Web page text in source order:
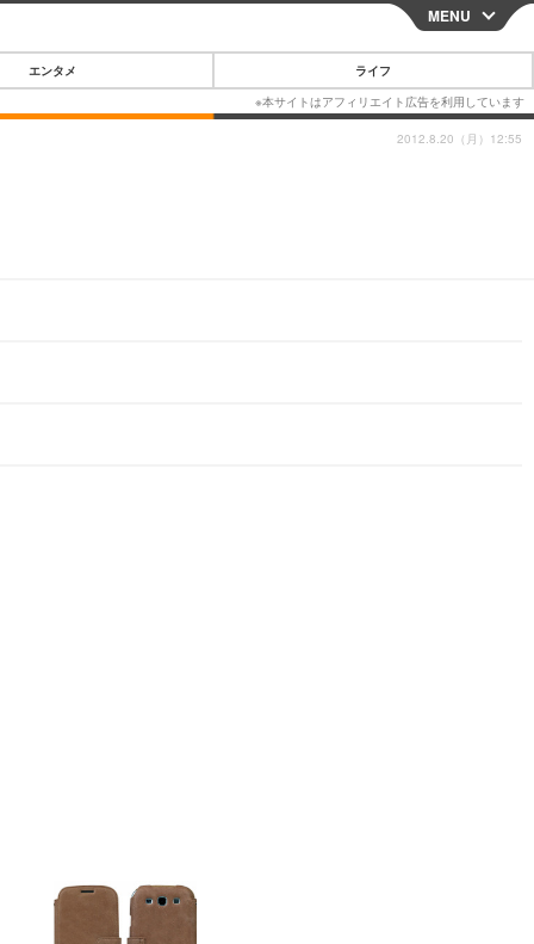
CLOSE
MENU
エンタメ ライフ
2012.8.20（月）12:55